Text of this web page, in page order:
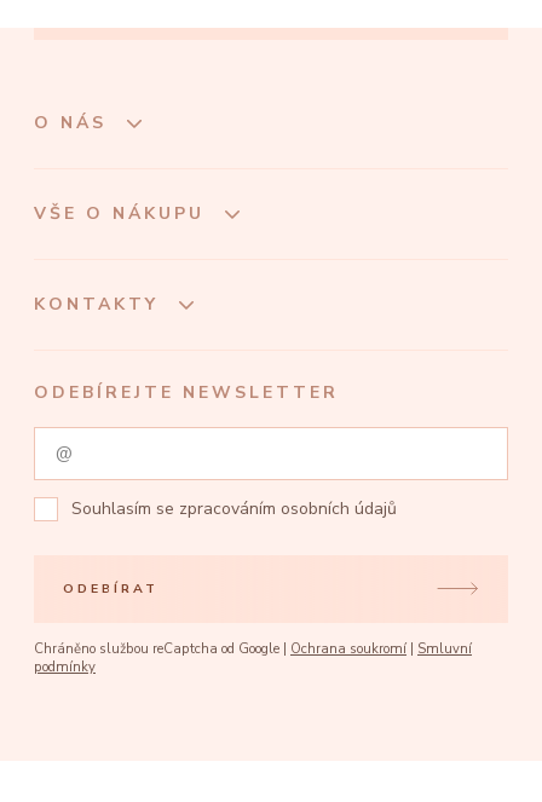
O NÁS
VŠE O NÁKUPU
KONTAKTY
ODEBÍREJTE NEWSLETTER
Souhlasím se zpracováním osobních údajů
ODEBÍRAT
Chráněno službou reCaptcha od Google | Ochrana soukromí | Smluvní
podmínky